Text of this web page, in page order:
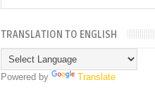
TRANSLATION TO ENGLISH
Powered by Translate